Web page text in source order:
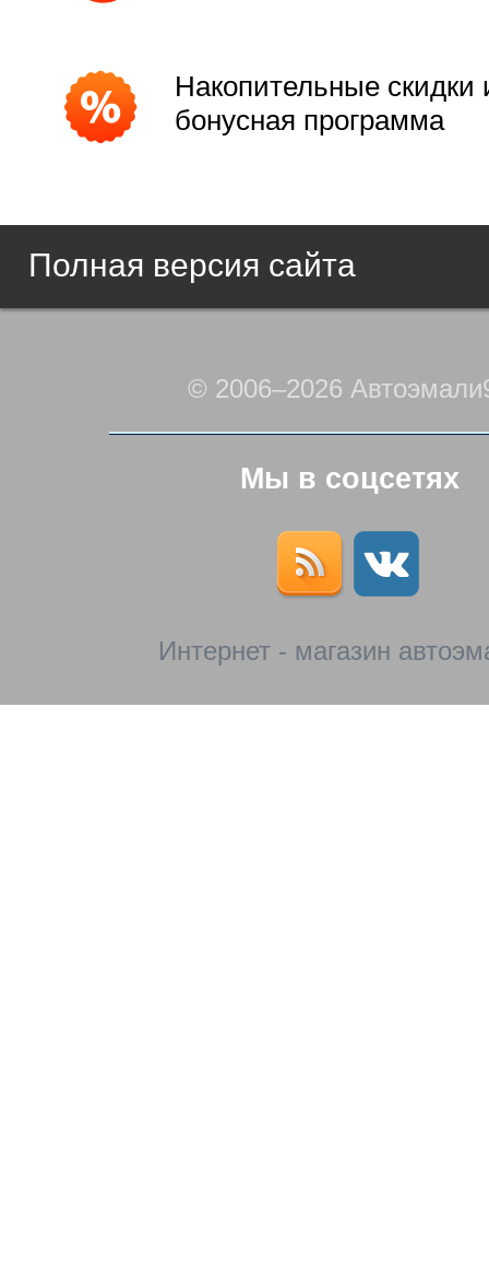
Накопительные скидки
бонусная программа
Полная версия сайта
© 2006–2026
Мы в соцсетях
Интернет - магазин